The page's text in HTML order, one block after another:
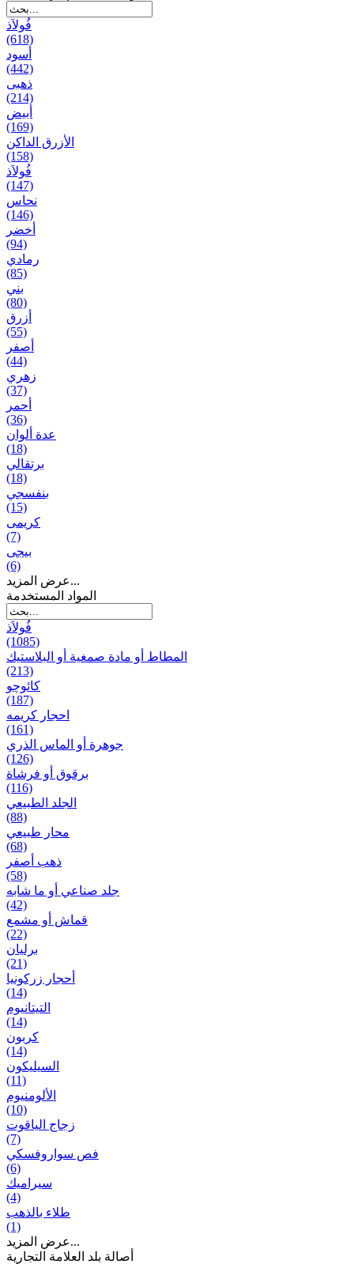
فُولاَذ
(618)
أسود
(442)
ذهبی
(214)
أبيض
(169)
الأزرق الداكن
(158)
فُولاَذ
(147)
نحاس
(146)
أخضر
(94)
رمادي
(85)
بني
(80)
أزرق
(55)
أصفر
(44)
زهري
(37)
أحمر
(36)
عدة ألوان
(18)
برتقالي
(18)
بنفسجي
(15)
کریمی
(7)
بيجی
(6)
عرض المزيد...
المواد المستخدمة
فُولاَذ
(1085)
المطاط أو مادة صمغية أو البلاستيك
(213)
کائوچو
(187)
احجار کریمه
(161)
جوهرة أو الماس الذري
(126)
برقوق أو فرشاة
(116)
الجلد الطبيعي
(88)
محار طبيعي
(68)
ذهب أصفر
(58)
جلد صناعي أو ما شابه
(42)
قماش أو مشمع
(22)
برلیان
(21)
أحجار زركونيا
(14)
التيتانيوم
(14)
كربون
(14)
السيليكون
(11)
الألومنيوم
(10)
زجاج الياقوت
(7)
فص سواروفسكي
(6)
سيراميك
(4)
طلاء بالذهب
(1)
عرض المزيد...
أصالة بلد العلامة التجارية